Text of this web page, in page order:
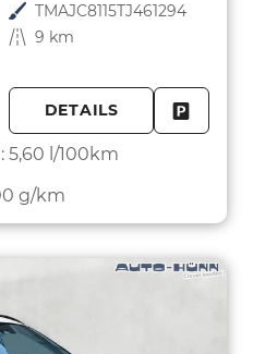
Außenfarbe TMAJC8115TJ461294
Kilometerstand 9 km
DETAILS
5,60 l/100km
g/km